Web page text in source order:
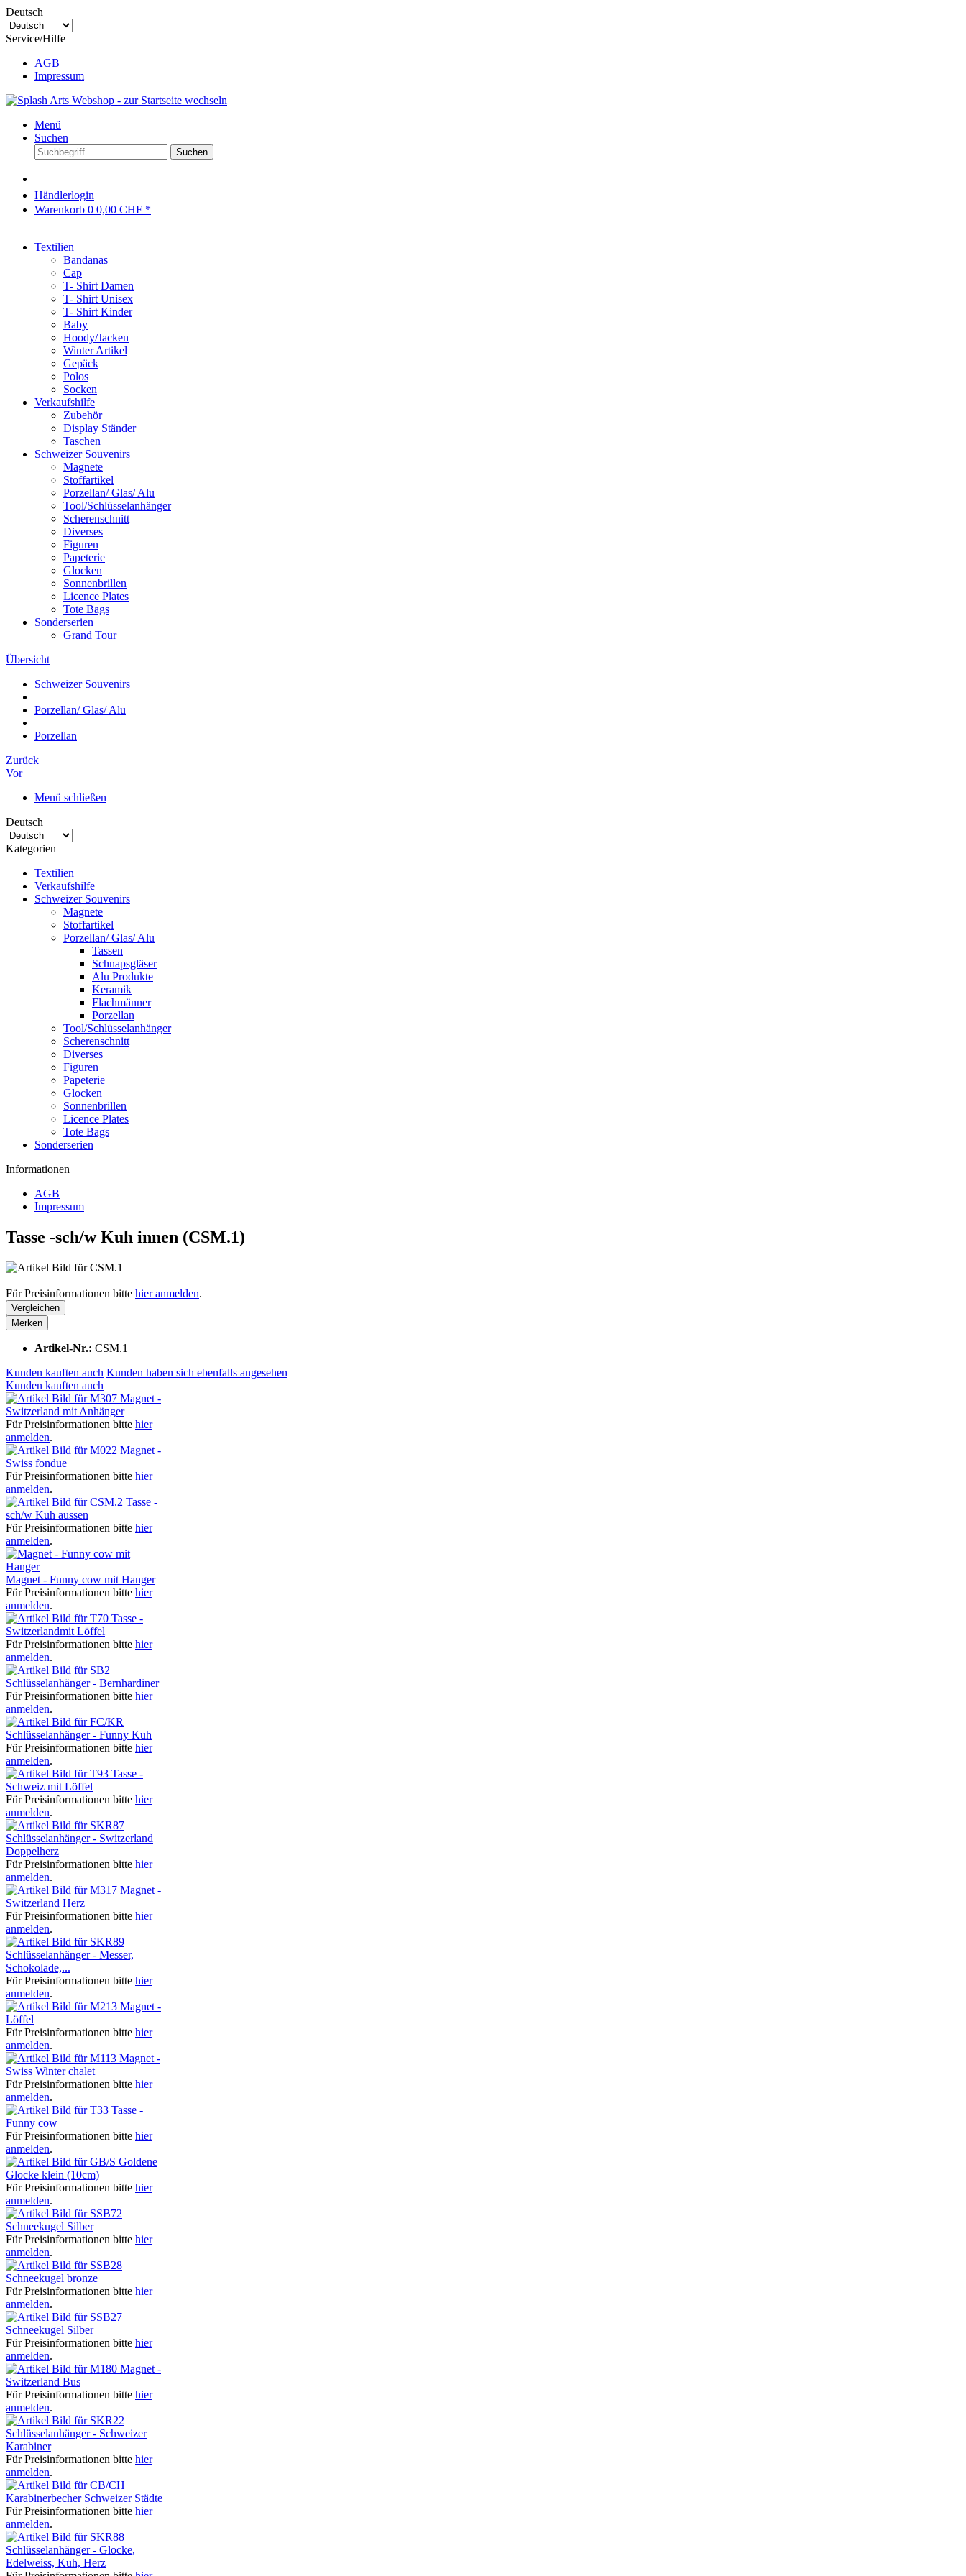
Deutsch
Service/Hilfe
AGB
Impressum
Menü
Suchen
Suchen
Händlerlogin
Warenkorb 0 0,00 CHF *
Textilien
Bandanas
Cap
T- Shirt Damen
T- Shirt Unisex
T- Shirt Kinder
Baby
Hoody/Jacken
Winter Artikel
Gepäck
Polos
Socken
Verkaufshilfe
Zubehör
Display Ständer
Taschen
Schweizer Souvenirs
Magnete
Stoffartikel
Porzellan/ Glas/ Alu
Tool/Schlüsselanhänger
Scherenschnitt
Diverses
Figuren
Papeterie
Glocken
Sonnenbrillen
Licence Plates
Tote Bags
Sonderserien
Grand Tour
Übersicht
Schweizer Souvenirs
Porzellan/ Glas/ Alu
Porzellan
Zurück
Vor
Menü schließen
Deutsch
Kategorien
Textilien
Verkaufshilfe
Schweizer Souvenirs
Magnete
Stoffartikel
Porzellan/ Glas/ Alu
Tassen
Schnapsgläser
Alu Produkte
Keramik
Flachmänner
Porzellan
Tool/Schlüsselanhänger
Scherenschnitt
Diverses
Figuren
Papeterie
Glocken
Sonnenbrillen
Licence Plates
Tote Bags
Sonderserien
Informationen
AGB
Impressum
Tasse -sch/w Kuh innen (CSM.1)
Für Preisinformationen bitte hier anmelden.
Vergleichen
Merken
Artikel-Nr.: CSM.1
Kunden kauften auch Kunden haben sich ebenfalls angesehen
Kunden kauften auch
Magnet -
Switzerland mit Anhänger
Für Preisinformationen bitte hier
anmelden.
Magnet -
Swiss fondue
Für Preisinformationen bitte hier
anmelden.
Tasse -
sch/w Kuh aussen
Für Preisinformationen bitte hier
anmelden.
Magnet - Funny cow mit Hanger
Für Preisinformationen bitte hier
anmelden.
Tasse -
Switzerlandmit Löffel
Für Preisinformationen bitte hier
anmelden.
Schlüsselanhänger - Bernhardiner
Für Preisinformationen bitte hier
anmelden.
Schlüsselanhänger - Funny Kuh
Für Preisinformationen bitte hier
anmelden.
Tasse -
Schweiz mit Löffel
Für Preisinformationen bitte hier
anmelden.
Schlüsselanhänger - Switzerland
Doppelherz
Für Preisinformationen bitte hier
anmelden.
Magnet -
Switzerland Herz
Für Preisinformationen bitte hier
anmelden.
Schlüsselanhänger - Messer,
Schokolade,...
Für Preisinformationen bitte hier
anmelden.
Magnet -
Löffel
Für Preisinformationen bitte hier
anmelden.
Magnet -
Swiss Winter chalet
Für Preisinformationen bitte hier
anmelden.
Tasse -
Funny cow
Für Preisinformationen bitte hier
anmelden.
Goldene
Glocke klein (10cm)
Für Preisinformationen bitte hier
anmelden.
Schneekugel Silber
Für Preisinformationen bitte hier
anmelden.
Schneekugel bronze
Für Preisinformationen bitte hier
anmelden.
Schneekugel Silber
Für Preisinformationen bitte hier
anmelden.
Magnet -
Switzerland Bus
Für Preisinformationen bitte hier
anmelden.
Schlüsselanhänger - Schweizer
Karabiner
Für Preisinformationen bitte hier
anmelden.
Karabinerbecher Schweizer Städte
Für Preisinformationen bitte hier
anmelden.
Schlüsselanhänger - Glocke,
Edelweiss, Kuh, Herz